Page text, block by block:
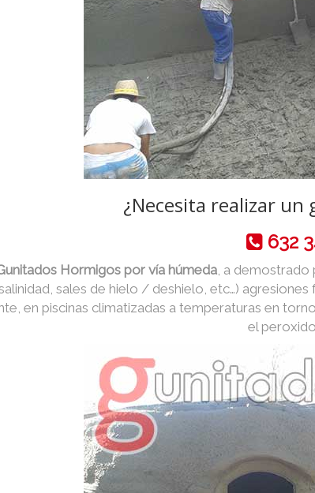
¿Necesita realizar
632
Hormigos por vía húmeda, a demostrado
sales de hielo / deshielo, etc…)
en piscinas climatizadas a temperaturas en
el